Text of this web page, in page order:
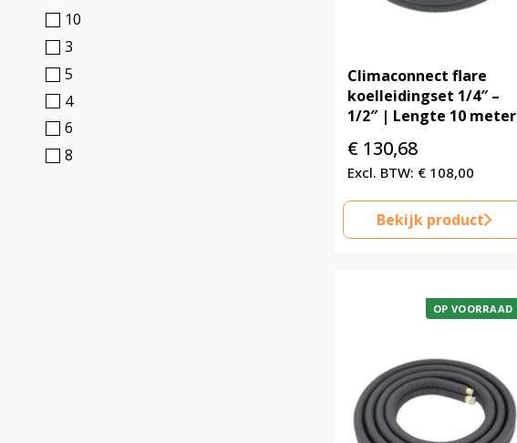
10
3
5
4
6
8
Climaconnect flare
koelleidingset 1/4″ –
1/2″ | Lengte 10 meter
€ 130,68
€ 108,00
Bekijk product
OP VOORRAAD